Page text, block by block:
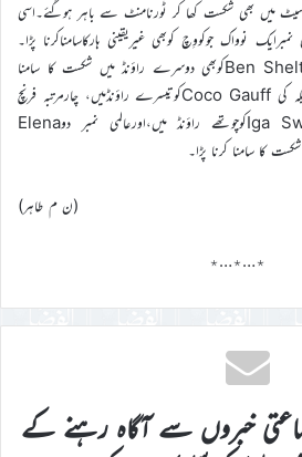
سیٹ میں بھی شکست کھا کر ٹورنامنٹ سے باہر ہوگئے۔اسی
نوواک جوکووِچ کوبھی غیریقینی ہارکاسامناکرنا پڑا۔
پانچویں نمبر کےامریکی کھلاڑی Ben Sheltonکوبھی دوسرے راؤنڈ میں شکست کا سامنا
کرناپڑا۔خواتین کے مقابلوں میں امریکہ کی Coco Gauffکوتیسرے راؤنڈمیں، چارمرتبہ فرنچ
اوپن جیتنے والی پولینڈکی Iga Swiatekکوچوتھے راؤنڈ میں،اورعالمی نمبر دوElena
(ن م طاہر)
٭…٭…٭
خبروں سے آگاہ رہنے کے